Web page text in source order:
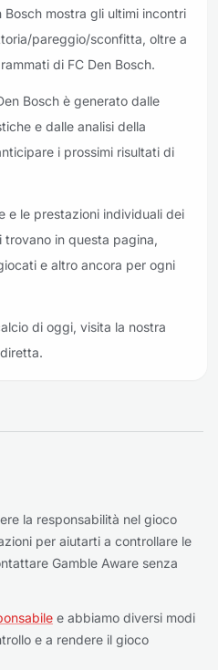
mostra gli ultimi incontri
pareggio/sconfitta, oltre a
di FC Den Bosch.
Bosch è generato dalle
e dalle analisi della
i prossimi risultati di
e le prestazioni individuali dei
trovano in questa pagina,
e altro ancora per ogni
di oggi, visita la nostra
la responsabilità nel gioco
per aiutarti a controllare le
Gamble Aware senza
e abbiamo diversi modi
e a rendere il gioco